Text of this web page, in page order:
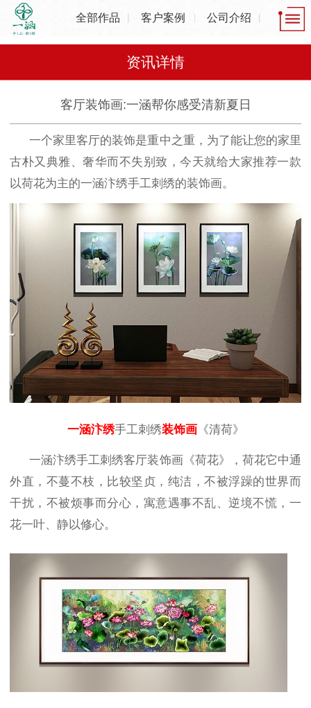
全部作品 客户案例 公司介绍
资讯详情
客厅装饰画:一涵帮你感受清新夏日
一个家里客厅的装饰是重中之重，为了能让您的家里
古朴又典雅、奢华而不失别致，今天就给大家推荐一款
以荷花为主的一涵汴绣手工刺绣的装饰画。
一涵汴绣手工刺绣装饰画《清荷》
一涵汴绣手工刺绣客厅装饰画《荷花》，荷花它中通
外直，不蔓不枝，比较坚贞，纯洁，不被浮躁的世界而
干扰，不被烦事而分心，寓意遇事不乱、逆境不慌，一
花一叶、静以修心。